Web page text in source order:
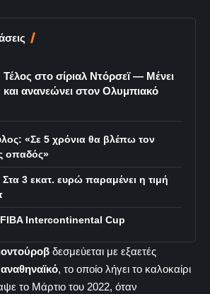
Τέλος στο σίριαλ Ντόρσεϊ — Μένει
και ανανεώνει στον Ολυμπιακό
«Σε 5 χρόνια θα βλέπω τον
οπαδός»
3 εκατ. ευρώ παραμένει η τιμή
FIBA Intercontinental Cup
δεσμεύεται με εξαετές
, το οποίο λήγει το καλοκαίρι
το Μάρτιο του 2022, όταν